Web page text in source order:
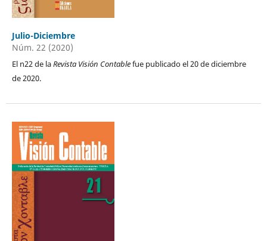
Julio-Diciembre
Núm. 22 (2020)
El n22 de laRevista Visión Contablefue publicado el 20 de diciembre
de 2020.